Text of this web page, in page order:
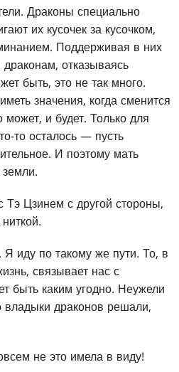
Драконы специально
их кусочек за кусочком,
Поддерживая в них
отказываясь
быть, это не так много.
значения, когда сменится
и будет. Только для
то осталось — пусть
И поэтому мать
Цзинем с другой стороны,
иду по такому же пути. То, в
связывает нас с
быть каким угодно. Неужели
владыки драконов решали,
не это имела в виду!